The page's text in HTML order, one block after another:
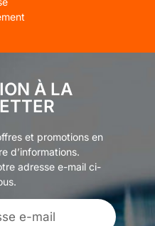
À LA
et promotions en
d’informations.
adresse e-mail ci-